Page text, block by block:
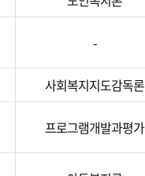
-
사회복지지도감독론
프로그램개발과평가